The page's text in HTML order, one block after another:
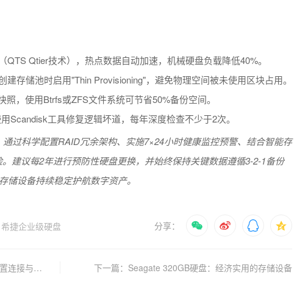
QTS Qtier技术），热点数据自动加速，机械硬盘负载降低40%。
建存储池时启用"Thin Provisioning"，避免物理空间被未使用区块占用。
，使用Btrfs或ZFS文件系统可节省50%备份空间。
Scandisk工具修复逻辑坏道，每年深度检查不少于2次。
过科学配置RAID冗余架构、实施7×24小时健康监控预警、结合智能存
建议每2年进行预防性硬盘更换，并始终保持关键数据遵循3-2-1备份
储设备持续稳定护航数字资产。
希捷企业级硬盘 分享：
上一篇：如何直接在电脑上读取NAS硬盘，配置连接与文件访问技巧 下一篇：Seagate 320GB硬盘：经济实用的存储设备